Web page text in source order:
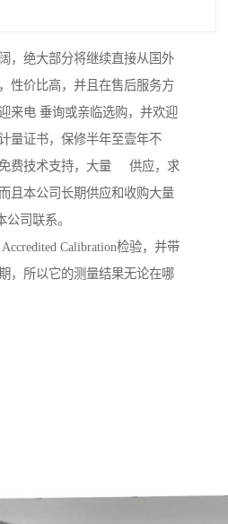
，绝大部分将继续直接从国外
性价比高，并且在售后服务方
来电 垂询或亲临选购，并欢迎
量证书，保修半年至壹年不
费技术支持，大量 供应，求
且本公司长期供应和收购大量
司联系。
Calibration检验，并带
，所以它的测量结果无论在哪